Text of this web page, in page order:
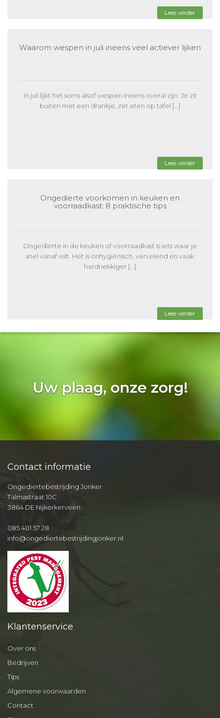
Lees verder
Waarom wespen in juli ineens veel actiever lijken
In juli lijkt het soms alsof wespen ineens overal zijn. Je zit
buiten met een drankje, zet eten op tafel […]
Lees verder
Ongedierte voorkomen in keuken en
voorraadkast: 8 praktische tips
Ongedierte in de keuken of voorraadkast is iets waar je
snel vanaf wilt. Het is onhygiënisch, vervelend en vaak
hardnekkiger […]
Lees verder
Uw plaag, onze zorg!
Contact informatie
Ongediertebestrijding Jonker
Talmastraat 10C
3864 DE Nijkerkerveen
085 401 57 28
info@ongediertebestrijdingjonker.nl
Klantenservice
Over ons
Bedrijven
Tips
Algemene voorwaarden
Contact